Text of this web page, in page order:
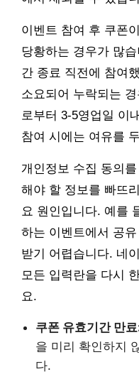
이벤트 참여 후 쿠폰
당황하는 경우가 많
간 종료 직전에 참여
소요되어 누락되는
로부터 3-5영업일 이
참여 시에는 여유를
개인정보 수집 동의
해야 할 정보를 빠뜨
요 원인입니다. 예를
하는 이벤트에서 공
받기 어렵습니다. 네
모든 입력란을 다시
요.
쿠폰 유효기간 만
을 미리 확인하지
다.